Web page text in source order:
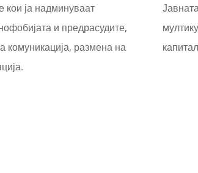
кои ја надминуваат
и предрасудите,
комуникација, размена на